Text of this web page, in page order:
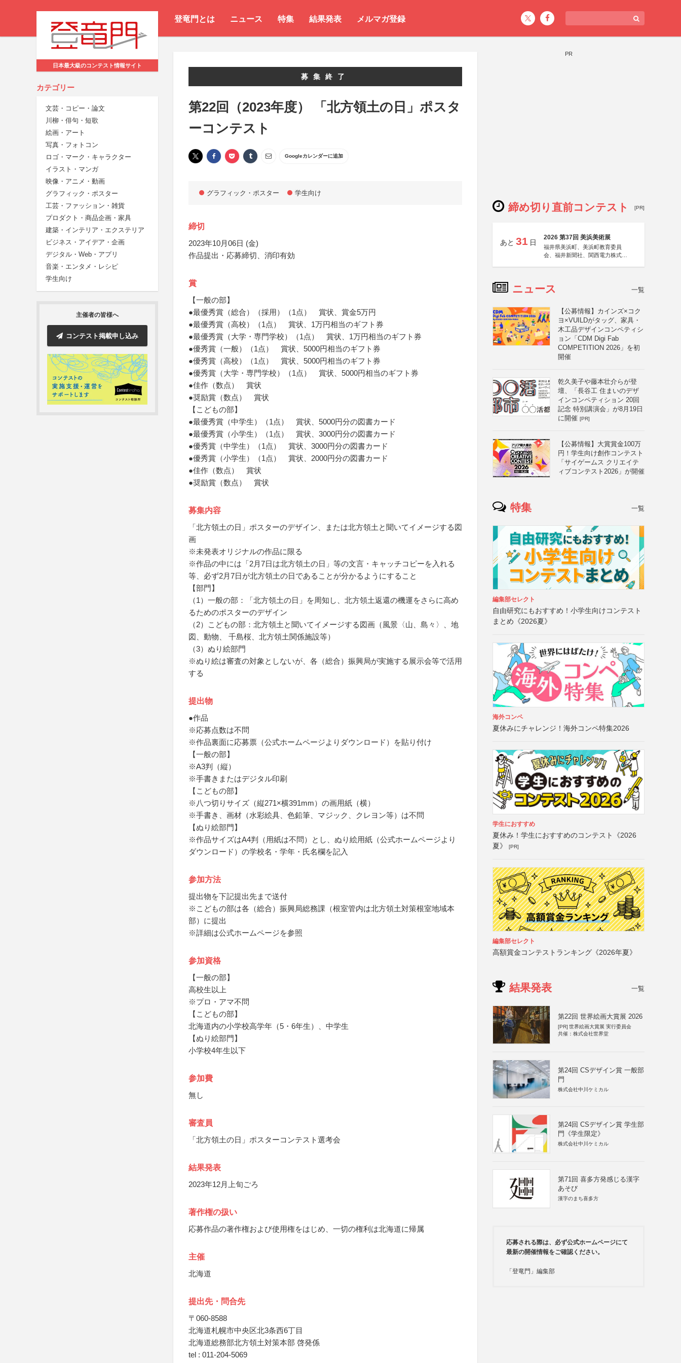
登竜門とは ニュース 特集 結果発表 メルマガ登録
日本最大級のコンテスト情報サイト
カテゴリー
文芸・コピー・論文
川柳・俳句・短歌
絵画・アート
写真・フォトコン
ロゴ・マーク・キャラクター
イラスト・マンガ
映像・アニメ・動画
グラフィック・ポスター
工芸・ファッション・雑貨
プロダクト・商品企画・家具
建築・インテリア・エクステリア
ビジネス・アイデア・企画
デジタル・Web・アプリ
音楽・エンタメ・レシピ
学生向け
主催者の皆様へ
コンテスト掲載申し込み
募集終了
第22回（2023年度） 「北方領土の日」ポスタ
ーコンテスト
Googleカレンダーに追加
グラフィック・ポスター 学生向け
締切
2023年10月06日 (金)
作品提出・応募締切、消印有効
賞
【一般の部】
●最優秀賞（総合）（採用）（1点） 賞状、賞金5万円
●最優秀賞（高校）（1点） 賞状、1万円相当のギフト券
●最優秀賞（大学・専門学校）（1点） 賞状、1万円相当のギフト券
●優秀賞（一般）（1点） 賞状、5000円相当のギフト券
●優秀賞（高校）（1点） 賞状、5000円相当のギフト券
●優秀賞（大学・専門学校）（1点） 賞状、5000円相当のギフト券
●佳作（数点） 賞状
●奨励賞（数点） 賞状
【こどもの部】
●最優秀賞（中学生）（1点） 賞状、5000円分の図書カード
●最優秀賞（小学生）（1点） 賞状、3000円分の図書カード
●優秀賞（中学生）（1点） 賞状、3000円分の図書カード
●優秀賞（小学生）（1点） 賞状、2000円分の図書カード
●佳作（数点） 賞状
●奨励賞（数点） 賞状
募集内容
「北方領土の日」ポスターのデザイン、または北方領土と聞いてイメージする図
画
※未発表オリジナルの作品に限る
※作品の中には「2月7日は北方領土の日」等の文言・キャッチコピーを入れる
等、必ず2月7日が北方領土の日であることが分かるようにすること
【部門】
（1）一般の部：「北方領土の日」を周知し、北方領土返還の機運をさらに高め
るためのポスターのデザイン
（2）こどもの部：北方領土と聞いてイメージする図画（風景〈山、島々〉、地
図、動物、 千島桜、北方領土関係施設等）
（3）ぬり絵部門
※ぬり絵は審査の対象としないが、各（総合）振興局が実施する展示会等で活用
する
提出物
●作品
※応募点数は不問
※作品裏面に応募票（公式ホームページよりダウンロード）を貼り付け
【一般の部】
※A3判（縦）
※手書きまたはデジタル印刷
【こどもの部】
※八つ切りサイズ（縦271×横391mm）の画用紙（横）
※手書き、画材（水彩絵具、色鉛筆、マジック、クレヨン等）は不問
【ぬり絵部門】
※作品サイズはA4判（用紙は不問）とし、ぬり絵用紙（公式ホームページより
ダウンロード）の学校名・学年・氏名欄を記入
参加方法
提出物を下記提出先まで送付
※こどもの部は各（総合）振興局総務課（根室管内は北方領土対策根室地域本
部）に提出
※詳細は公式ホームページを参照
参加資格
【一般の部】
高校生以上
※プロ・アマ不問
【こどもの部】
北海道内の小学校高学年（5・6年生）、中学生
【ぬり絵部門】
小学校4年生以下
参加費
無し
審査員
「北方領土の日」ポスターコンテスト選考会
結果発表
2023年12月上旬ごろ
著作権の扱い
応募作品の著作権および使用権をはじめ、一切の権利は北海道に帰属
主催
北海道
提出先・問合先
〒060-8588
北海道札幌市中央区北3条西6丁目
北海道総務部北方領土対策本部 啓発係
tel : 011-204-5069
PR
締め切り直前コンテスト [PR]
あと 31 日
2026 第37回 美浜美術展
福井県美浜町、美浜町教育委員
会、福井新聞社、関西電力株式会
ニュース 一覧
【公募情報】カインズ×コク
ヨ×VUILDがタッグ、家具・
木工品デザインコンペティシ
ョン「CDM Digi Fab
COMPETITION 2026」を初
開催
乾久美子や藤本壮介らが登
壇、「長谷工 住まいのデザ
インコンペティション 20回
記念 特別講演会」が8月19日
に開催 [PR]
【公募情報】大賞賞金100万
円！学生向け創作コンテスト
「サイゲームス クリエイテ
ィブコンテスト2026」が開催
特集 一覧
編集部セレクト
自由研究にもおすすめ！小学生向けコンテスト
まとめ《2026夏》
海外コンペ
夏休みにチャレンジ！海外コンペ特集2026
学生におすすめ
夏休み！学生におすすめのコンテスト《2026
夏》
[PR]
編集部セレクト
高額賞金コンテストランキング《2026年夏》
結果発表 一覧
第22回 世界絵画大賞展 2026
[PR] 世界絵画大賞展 実行委員会
共催：株式会社世界堂
第24回 CSデザイン賞 一般部
門
株式会社中川ケミカル
第24回 CSデザイン賞 学生部
門《学生限定》
株式会社中川ケミカル
第71回 喜多方発感じる漢字
あそび
漢字のまち喜多方
応募される際は、必ず公式ホームページにて
最新の開催情報をご確認ください。
「登竜門」編集部